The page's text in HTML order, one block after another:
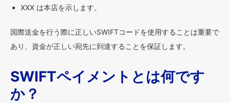
XXX は本店を示します。
国際送金を行う際に正しいSWIFTコードを使用することは重要で
あり、資金が正しい宛先に到達することを保証します。
SWIFTペイメントとは何です
か？